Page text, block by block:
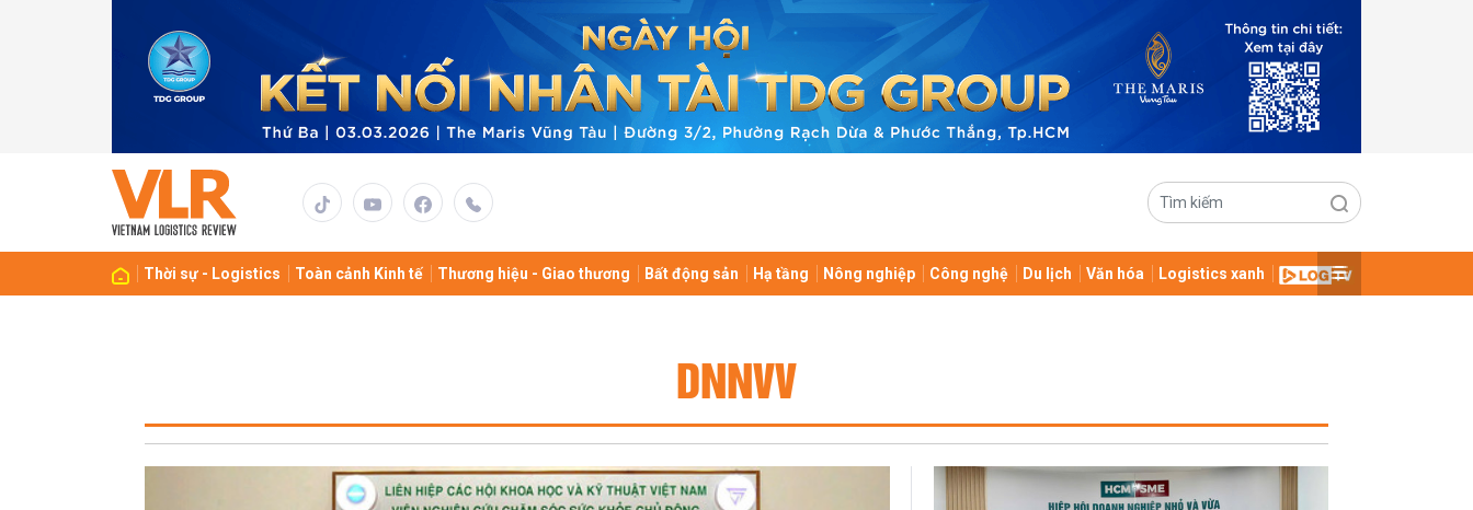
Thời sự - Logistics Toàn cảnh Kinh tế Thương hiệu - Giao thương Bất động sản Hạ tầng Nông nghiệp Công nghệ Du lịch Văn hóa Logistics xanh
DNNVV